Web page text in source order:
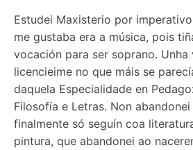
Estudei Maxisterio por
me gustaba era a música, pois
vocación para ser soprano. Unha
licencieime no que máis se
daquela Especialidade en
Filosofía e Letras. Non
finalmente só seguín coa
pintura, que abandonei ao